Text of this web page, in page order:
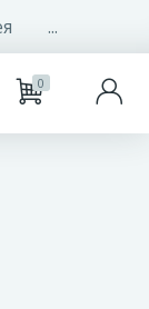
...
0